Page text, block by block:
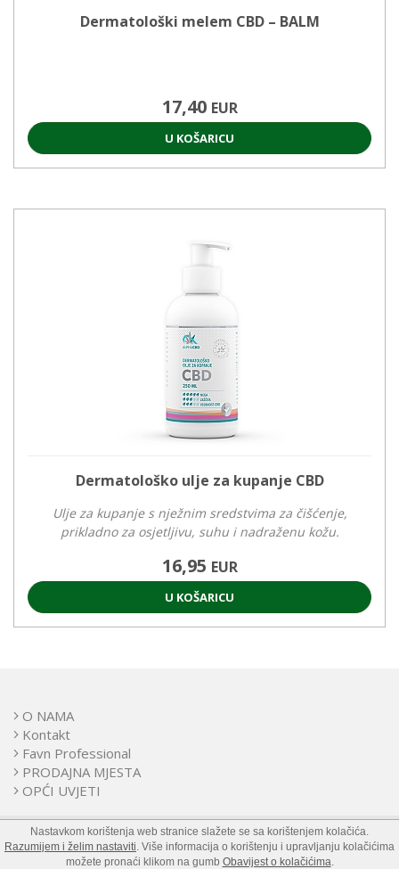
Dermatološki melem CBD – BALM
17,40 EUR
U KOŠARICU
Dermatološko ulje za kupanje CBD
Ulje za kupanje s nježnim sredstvima za čišćenje,
prikladno za osjetljivu, suhu i nadraženu kožu.
16,95 EUR
U KOŠARICU
O NAMA
Kontakt
Favn Professional
PRODAJNA MJESTA
OPĆI UVJETI
©2020 - 2026 FAVN. Sva prava pridržana.!
Web Development
Nastavkom korištenja web stranice slažete se sa korištenjem kolačića.
Razumijem i želim nastaviti. Više informacija o korištenju i upravljanju kolačićima
možete pronaći klikom na gumb Obavijest o kolačićima.